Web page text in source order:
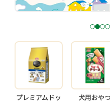
1234
プレミアムドッ
犬用おやつ